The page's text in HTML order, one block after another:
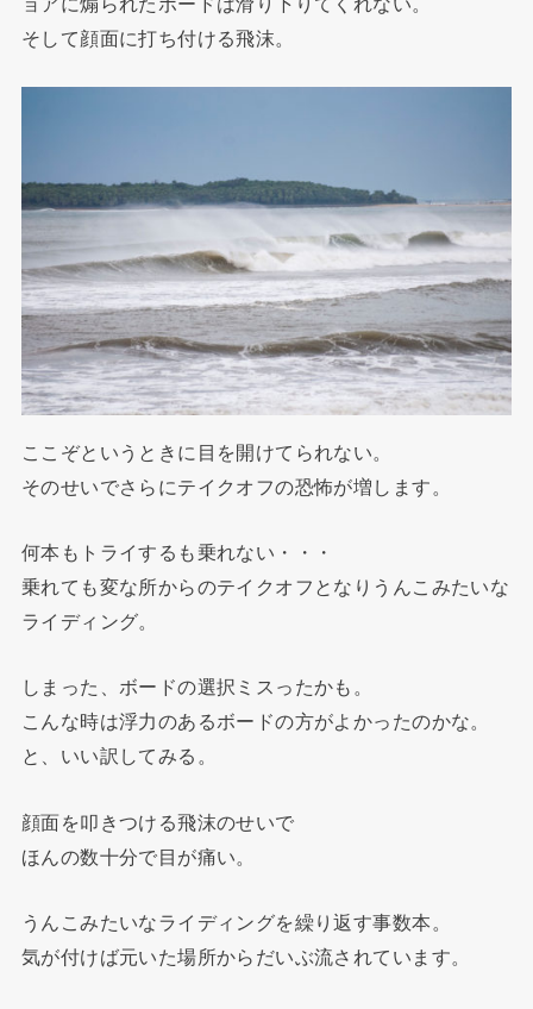
そして顔面に打ち付ける飛沫。
ここぞというときに目を開けてられない。
そのせいでさらにテイクオフの恐怖が増します。
何本もトライするも乗れない・・・
乗れても変な所からのテイクオフとなりうんこみたいな
ライディング。
しまった、ボードの選択ミスったかも。
こんな時は浮力のあるボードの方がよかったのかな。
と、いい訳してみる。
顔面を叩きつける飛沫のせいで
ほんの数十分で目が痛い。
うんこみたいなライディングを繰り返す事数本。
気が付けば元いた場所からだいぶ流されています。